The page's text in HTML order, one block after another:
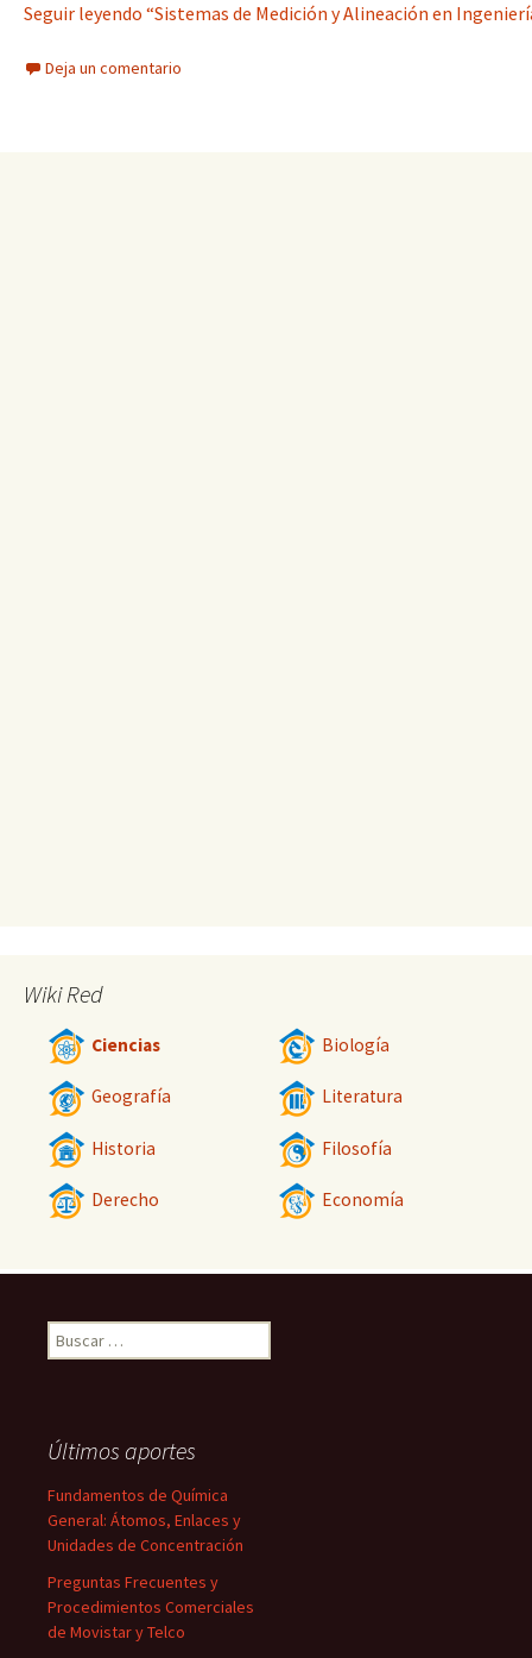
Seguir leyendo “Sistemas de Medición y Alineación en
Deja un comentario
Wiki Red
Ciencias Biología
Geografía Literatura
Historia Filosofía
Derecho Economía
Buscar:
Últimos aportes
Fundamentos de Química
General: Átomos, Enlaces y
Unidades de Concentración
Preguntas Frecuentes y
Procedimientos Comerciales
de Movistar y Telco